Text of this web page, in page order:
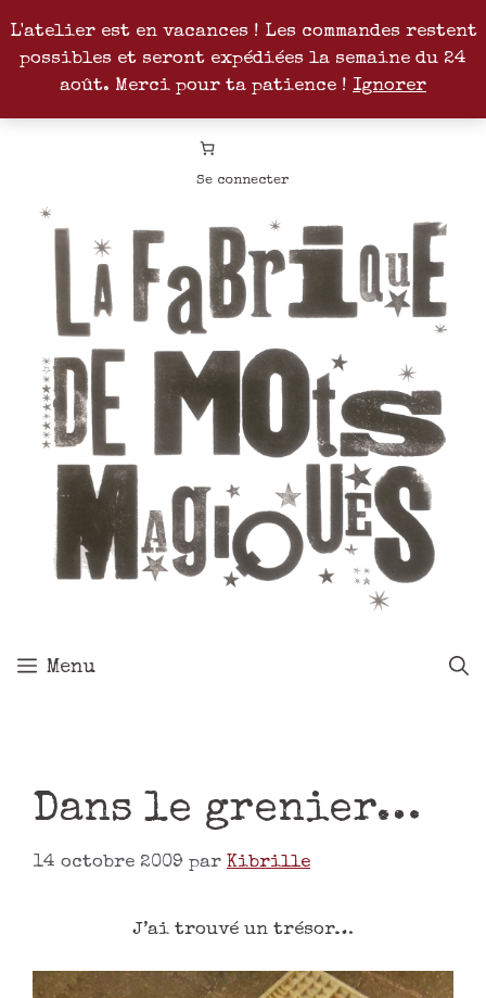
L'atelier est en vacances ! Les commandes restent
possibles et seront expédiées la semaine du 24
août. Merci pour ta patience ! Ignorer
InstagramPinterest Patreon
Se connecter
Menu
Dans le grenier…
14 octobre 2009 par Kibrille
J’ai trouvé un trésor…